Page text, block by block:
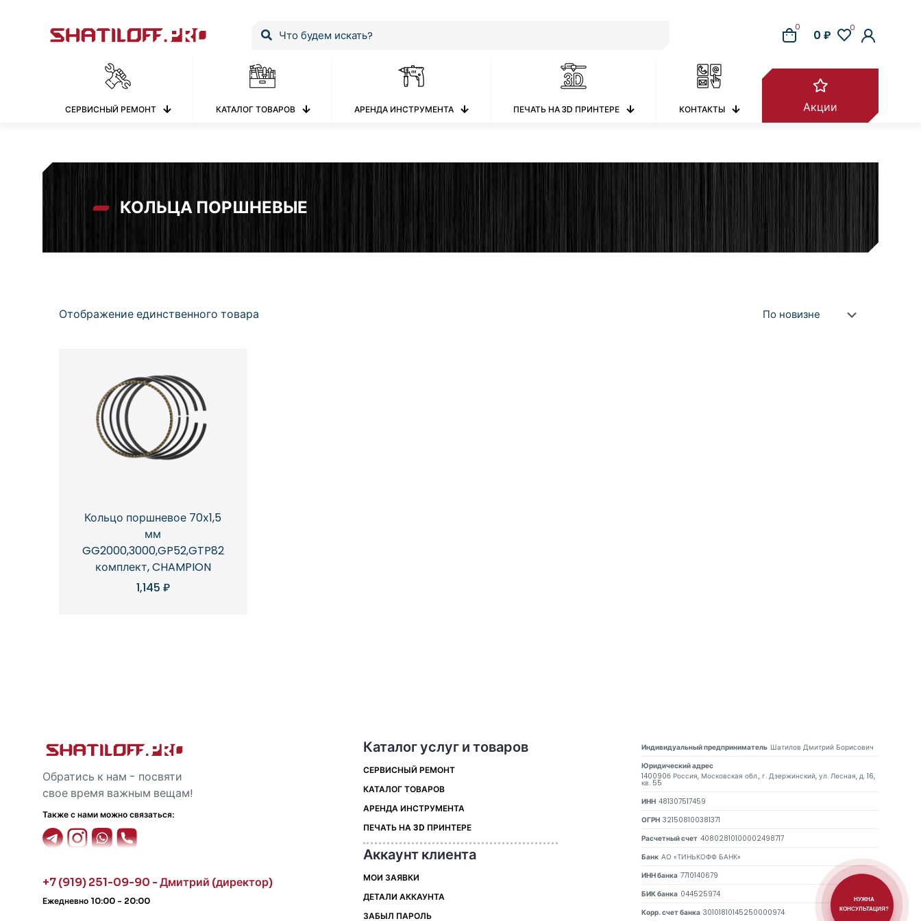
0
0 ₽ 0
СЕРВИСНЫЙ РЕМОНТ КАТАЛОГ ТОВАРОВ АРЕНДА ИНСТРУМЕНТА ПЕЧАТЬ НА 3D ПРИНТЕРЕ КОНТАКТЫ Акции
КОЛЬЦА ПОРШНЕВЫЕ
Отображение единственного товара
Кольцо поршневое 70х1,5
мм
GG2000,3000,GP52,GTP82
комплект, CHAMPION
1,145 ₽
Обратись к нам - посвяти
свое время важным вещам!
Также с нами можно связаться:
+7 (919) 251-09-90 - Дмитрий (директор)
Ежедневно 10:00 - 20:00
Каталог услуг и товаров
СЕРВИСНЫЙ РЕМОНТ
КАТАЛОГ ТОВАРОВ
АРЕНДА ИНСТРУМЕНТА
ПЕЧАТЬ НА 3D ПРИНТЕРЕ
Аккаунт клиента
МОИ ЗАЯВКИ
ДЕТАЛИ АККАУНТА
ЗАБЫЛ ПАРОЛЬ
Индивидуальный предприниматель Шатилов Дмитрий Борисович
Юридический адрес
140090б Россия, Московская обл., г. Дзержинский, ул. Лесная, д. 16,
кв. 55
ИНН 481307517459
ОГРН 321508100381371
Расчетный счет 40802810100002498717
Банк АО «ТИНЬКОФФ БАНК»
ИНН банка 7710140679
БИК банка 044525974
Корр. счет банка 30101810145250000974
НУЖНА
КОНСУЛЬТАЦИЯ?